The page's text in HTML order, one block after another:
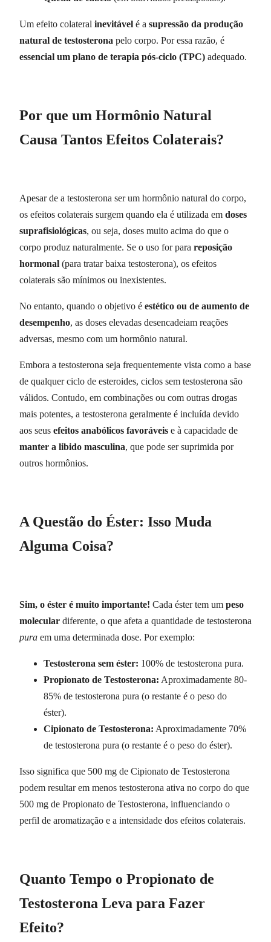
Um efeito colateral inevitável é a supressão da produção
natural de testosterona pelo corpo. Por essa razão, é
essencial um plano de terapia pós-ciclo (TPC) adequado.
Por que um Hormônio Natural
Causa Tantos Efeitos Colaterais?
Apesar de a testosterona ser um hormônio natural do corpo,
os efeitos colaterais surgem quando ela é utilizada em doses
suprafisiológicas, ou seja, doses muito acima do que o
corpo produz naturalmente. Se o uso for para reposição
hormonal (para tratar baixa testosterona), os efeitos
colaterais são mínimos ou inexistentes.
No entanto, quando o objetivo é estético ou de aumento de
desempenho, as doses elevadas desencadeiam reações
adversas, mesmo com um hormônio natural.
Embora a testosterona seja frequentemente vista como a base
de qualquer ciclo de esteroides, ciclos sem testosterona são
válidos. Contudo, em combinações ou com outras drogas
mais potentes, a testosterona geralmente é incluída devido
aos seus efeitos anabólicos favoráveis e à capacidade de
manter a libido masculina, que pode ser suprimida por
outros hormônios.
A Questão do Éster: Isso Muda
Alguma Coisa?
Sim, o éster é muito importante! Cada éster tem um peso
molecular diferente, o que afeta a quantidade de testosterona
pura em uma determinada dose. Por exemplo:
Testosterona sem éster: 100% de testosterona pura.
Propionato de Testosterona: Aproximadamente 80-
85% de testosterona pura (o restante é o peso do
éster).
Cipionato de Testosterona: Aproximadamente 70%
de testosterona pura (o restante é o peso do éster).
Isso significa que 500 mg de Cipionato de Testosterona
podem resultar em menos testosterona ativa no corpo do que
500 mg de Propionato de Testosterona, influenciando o
perfil de aromatização e a intensidade dos efeitos colaterais.
Quanto Tempo o Propionato de
Testosterona Leva para Fazer
Efeito?